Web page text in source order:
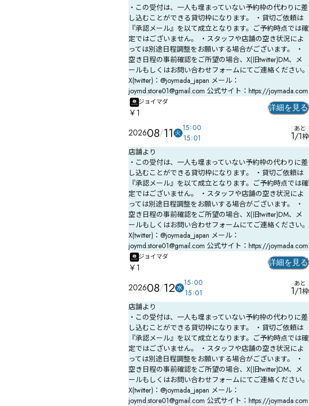
・この受付は、一人も埋まっていない予約枠の代わりに差
し込むことができる貸切枠になります。 ・貸切ご依頼は
『承認メール』を以て成立となります。ご予約時点では確
定ではございません。 ・スタッフや店舗の空き状況によ
っては別途日程調整をお願いする場合がございます。 ・
空き日程の事前確認をご所望の場合、X(旧twitter)DM、メ
ールもしくはお問い合わせフォームにてご連絡ください。
X(twitter)：@joymada_japan メール：
joymd.store01@gmail.com 公式サイト：https://joymada.com
ジョイマダ
￥1 詳細を見る
202608 11 火
15 00
15 01
あと
1/1枠
店舗より
・この受付は、一人も埋まっていない予約枠の代わりに差
し込むことができる貸切枠になります。 ・貸切ご依頼は
『承認メール』を以て成立となります。ご予約時点では確
定ではございません。 ・スタッフや店舗の空き状況によ
っては別途日程調整をお願いする場合がございます。 ・
空き日程の事前確認をご所望の場合、X(旧twitter)DM、メ
ールもしくはお問い合わせフォームにてご連絡ください。
X(twitter)：@joymada_japan メール：
joymd.store01@gmail.com 公式サイト：https://joymada.com
ジョイマダ
￥1 詳細を見る
202608 12 水
15 00
15 01
あと
1/1枠
店舗より
・この受付は、一人も埋まっていない予約枠の代わりに差
し込むことができる貸切枠になります。 ・貸切ご依頼は
『承認メール』を以て成立となります。ご予約時点では確
定ではございません。 ・スタッフや店舗の空き状況によ
っては別途日程調整をお願いする場合がございます。 ・
空き日程の事前確認をご所望の場合、X(旧twitter)DM、メ
ールもしくはお問い合わせフォームにてご連絡ください。
X(twitter)：@joymada_japan メール：
joymd.store01@gmail.com 公式サイト：https://joymada.com